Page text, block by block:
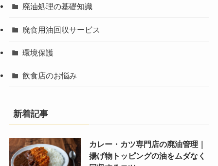
廃油処理の基礎知識
廃食用油回収サービス
環境保護
飲食店のお悩み
新着記事
カレー・カツ専門店の廃油管理｜
揚げ物トッピングの油をムダなく